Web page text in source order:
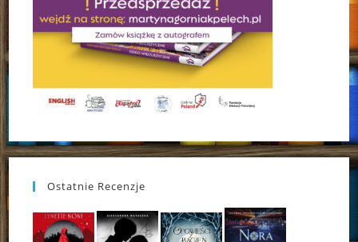
Ostatnie Recenzje